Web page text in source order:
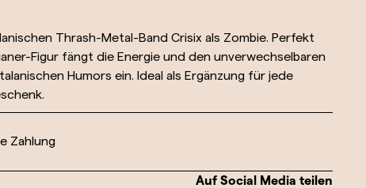
Thrash-Metal-Band Crisix als Zombie. Perfekt
Figur fängt die Energie und den unverwechselbaren
Humors ein. Ideal als Ergänzung für jede
Zahlung
Auf Social Media teilen